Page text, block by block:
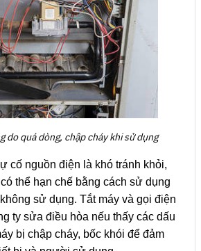
do quá dòng, chập cháy khi sử dụng
cố nguồn điện là khó tránh khỏi,
thể hạn chế bằng cách sử dụng
sử dụng. Tắt máy và gọi điện
ty sửa điều hòa nếu thấy các dấu
bị chập cháy, bốc khói để đảm